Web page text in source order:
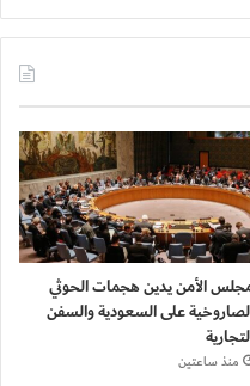
الأمن يدين هجمات الحوثي
على السعودية والسفن
منذ ساعتين